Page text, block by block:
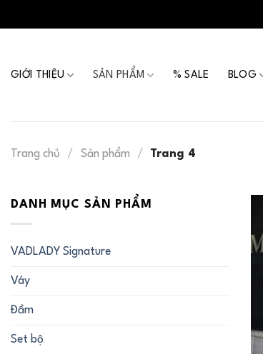
to
GIỚI THIỆU SẢN PHẨM % SALE BLOG
Trang chủ / Sản phẩm / Trang 4
DANH MỤC SẢN PHẨM
VADLADY Signature
Váy
Đầm
Set bộ